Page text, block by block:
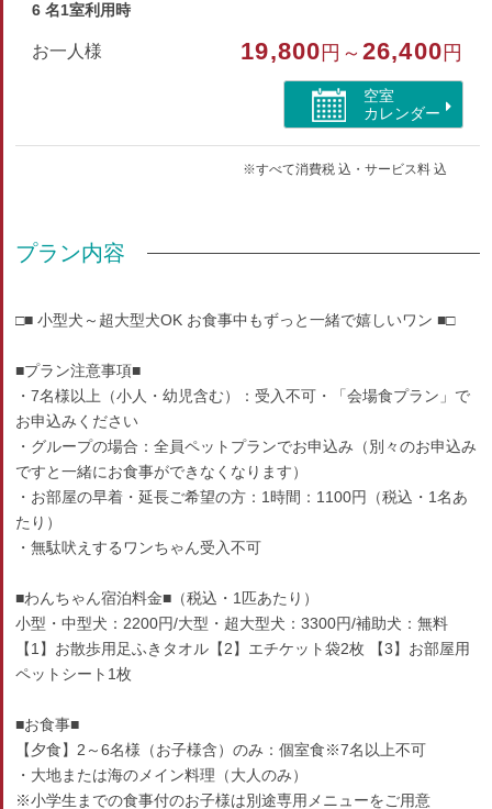
6 名1室利用時
お一人様 19,800 円～26,400 円
空室
カレンダー
※すべて消費税 込・サービス料 込
プラン内容
□■ 小型犬～超大型犬OK お食事中もずっと一緒で嬉しいワン ■□
■プラン注意事項■
・7名様以上（小人・幼児含む）：受入不可・「会場食プラン」で
お申込みください
・グループの場合：全員ペットプランでお申込み（別々のお申込み
ですと一緒にお食事ができなくなります）
・お部屋の早着・延長ご希望の方：1時間：1100円（税込・1名あ
たり）
・無駄吠えするワンちゃん受入不可
■わんちゃん宿泊料金■（税込・1匹あたり）
小型・中型犬：2200円/大型・超大型犬：3300円/補助犬：無料
【1】お散歩用足ふきタオル【2】エチケット袋2枚 【3】お部屋用
ペットシート1枚
■お食事■
【夕食】2～6名様（お子様含）のみ：個室食※7名以上不可
・大地または海のメイン料理（大人のみ）
※小学生までの食事付のお子様は別途専用メニューをご用意